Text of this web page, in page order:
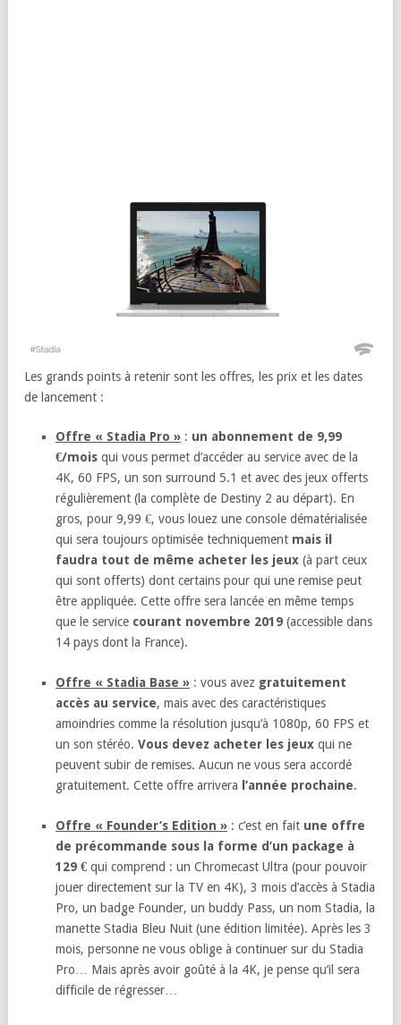
Les grands points à retenir sont les offres, les prix et les dates
de lancement :
Offre « Stadia Pro » : un abonnement de 9,99
€/mois qui vous permet d’accéder au service avec de la
4K, 60 FPS, un son surround 5.1 et avec des jeux offerts
régulièrement (la complète de Destiny 2 au départ). En
gros, pour 9,99 €, vous louez une console dématérialisée
qui sera toujours optimisée techniquement mais il
faudra tout de même acheter les jeux (à part ceux
qui sont offerts) dont certains pour qui une remise peut
être appliquée. Cette offre sera lancée en même temps
que le service courant novembre 2019 (accessible dans
14 pays dont la France).
Offre « Stadia Base » : vous avez gratuitement
accès au service, mais avec des caractéristiques
amoindries comme la résolution jusqu’à 1080p, 60 FPS et
un son stéréo. Vous devez acheter les jeux qui ne
peuvent subir de remises. Aucun ne vous sera accordé
gratuitement. Cette offre arrivera l’année prochaine.
Offre « Founder’s Edition » : c’est en fait une offre
de précommande sous la forme d’un package à
129 € qui comprend : un Chromecast Ultra (pour pouvoir
jouer directement sur la TV en 4K), 3 mois d’accès à Stadia
Pro, un badge Founder, un buddy Pass, un nom Stadia, la
manette Stadia Bleu Nuit (une édition limitée). Après les 3
mois, personne ne vous oblige à continuer sur du Stadia
Pro… Mais après avoir goûté à la 4K, je pense qu’il sera
difficile de régresser…